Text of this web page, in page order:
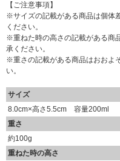
【ご注意事項】
※サイズの記載がある商品は個体
ください。
※重ねた時の高さの記載がある商
承ください。
※重さの記載がある商品はおおよ
い。
サイズ
8.0cm×高さ5.5cm 容量200ml
重さ
約100g
重ねた時の高さ